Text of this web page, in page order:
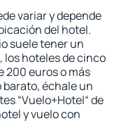
variar y depende
del hotel.
suele tener un
los hoteles de cinco
200 euros o más
échale un
“Vuelo+Hotel“ de
y vuelo con